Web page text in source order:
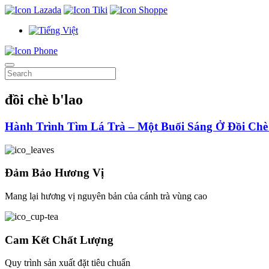
đồi chè b'lao
Hành Trình Tìm Lá Trà – Một Buổi Sáng Ở Đồi Chè
Đảm Bảo Hương Vị
Mang lại hương vị nguyên bản của cánh trà vùng cao
Cam Kết Chất Lượng
Quy trình sản xuất đặt tiêu chuẩn